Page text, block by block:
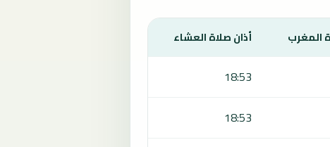
المغرب أذان صلاة العشاء
18:53
18:53